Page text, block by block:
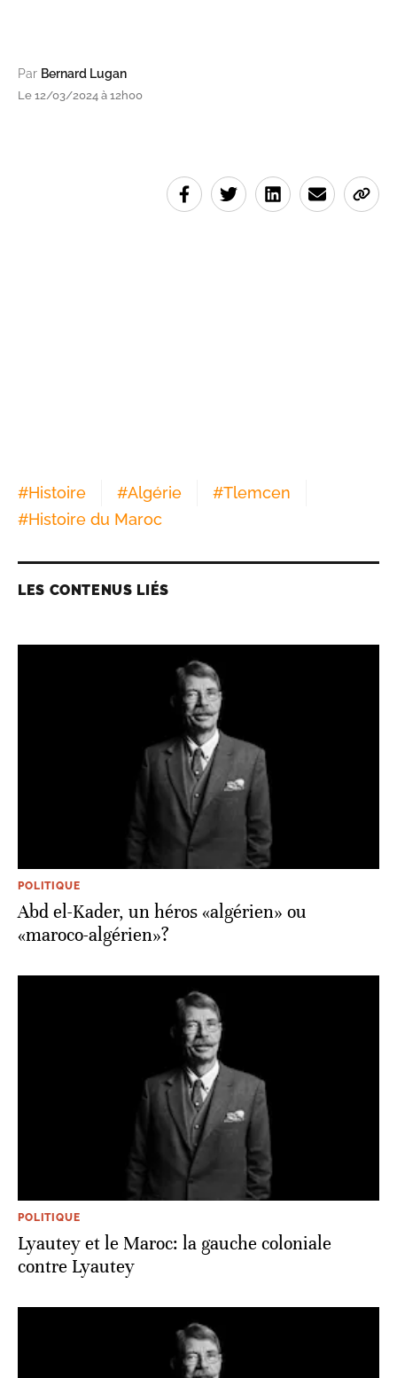
Par Bernard Lugan
Le 12/03/2024 à 12h00
#Histoire #Algérie #Tlemcen
#Histoire du Maroc
LES CONTENUS LIÉS
POLITIQUE
Abd el-Kader, un héros «algérien» ou
«maroco-algérien»?
POLITIQUE
Lyautey et le Maroc: la gauche coloniale
contre Lyautey